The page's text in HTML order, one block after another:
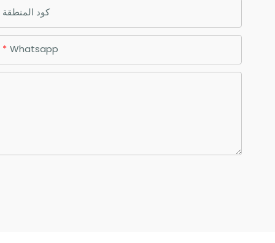
كود المنطقة
Whatsapp